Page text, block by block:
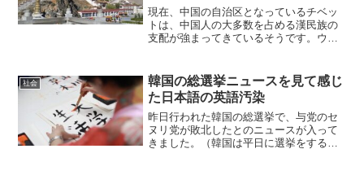
現在、中国の自治区となっているチベッ
トは、中国人の大多数を占める漢民族の
支配が強まってきているそうです。ウイ
住がかなり進み、既に自治区内の住民
40%以上が漢民族となって...
社会
韓国の総選挙ニュースを見て感じ
た日本語の英語汚染
昨日行われた韓国の総選挙で、与党のセ
ヌリ党が敗北したとのニュースが入って
きました。（韓国は平日に選挙をするよ